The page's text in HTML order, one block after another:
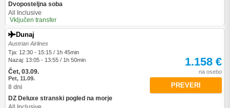
Dvoposteljna soba
All Inclusive
Vključen transfer
Dunaj
Austrian Airlines
Tja: 12:30 - 15:15 / 1h 45min
Nazaj: 13:05 - 13:55 / 1h 50min
Čet, 03.09.
Pet, 11.09.
8 dni
DZ Deluxe stranski pogled na morje
1.158 €
na osebo
PREVERI